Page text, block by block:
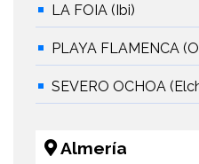
LA FOIA (Ibi)
PLAYA FLAMENCA
SEVERO OCHOA
Almería